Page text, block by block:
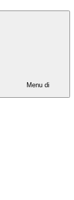
Menu di